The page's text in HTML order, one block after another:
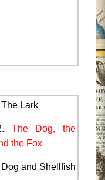
Lark
The Dog, the
the Fox
and Shellfish